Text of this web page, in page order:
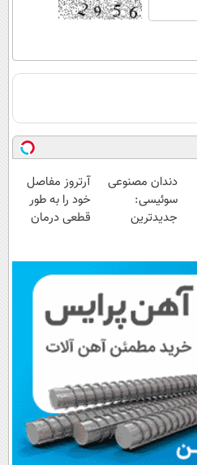
دندان مصنوعی
سوئیسی:
جدیدترین
پرداخت قسطی
آرتروز مفاصل
خود را به طور
قطعی درمان